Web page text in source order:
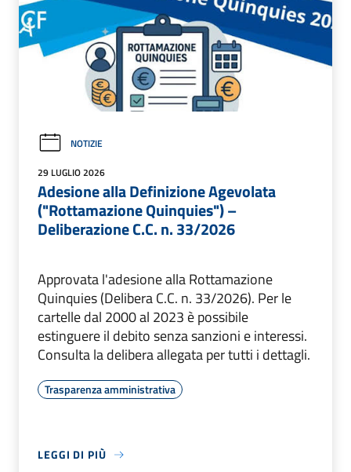
NOTIZIE
29 LUGLIO 2026
Adesione alla Definizione Agevolata
("Rottamazione Quinquies") –
Deliberazione C.C. n. 33/2026
Approvata l'adesione alla Rottamazione
Quinquies (Delibera C.C. n. 33/2026). Per le
cartelle dal 2000 al 2023 è possibile
estinguere il debito senza sanzioni e interessi.
Consulta la delibera allegata per tutti i dettagli.
Trasparenza amministrativa
LEGGI DI PIÙ